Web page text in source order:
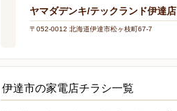
ヤマダデンキ/テックランド伊達店
〒052-0012 北海道伊達市松ヶ枝町67-7
伊達市の家電店チラシ一覧